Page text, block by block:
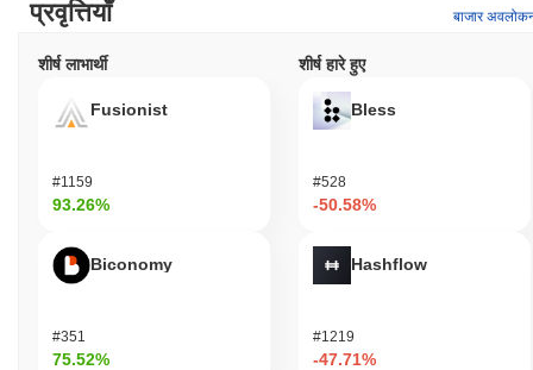
प्रवृत्तियाँ बाजार
शीर्ष लाभार्थी
Fusionist
#1159
93.26%
Biconomy
#351
75.52%
शीर्ष हारे हुए
Bless
#528
-50.58%
Hashflow
#1219
-47.71%